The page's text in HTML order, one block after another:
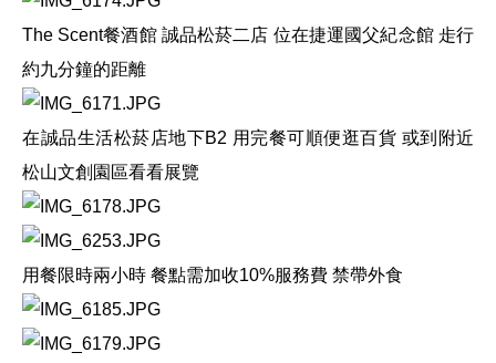
The Scent餐酒館 誠品松菸二店 位在捷運國父紀念館 歨行
約九分鐘的距離
在誠品生活松菸店地下B2 用完餐可順便逛百貨 或到附近
松山文創園區看看展覽
用餐限時兩小時 餐點需加收10%服務費 禁帶外食